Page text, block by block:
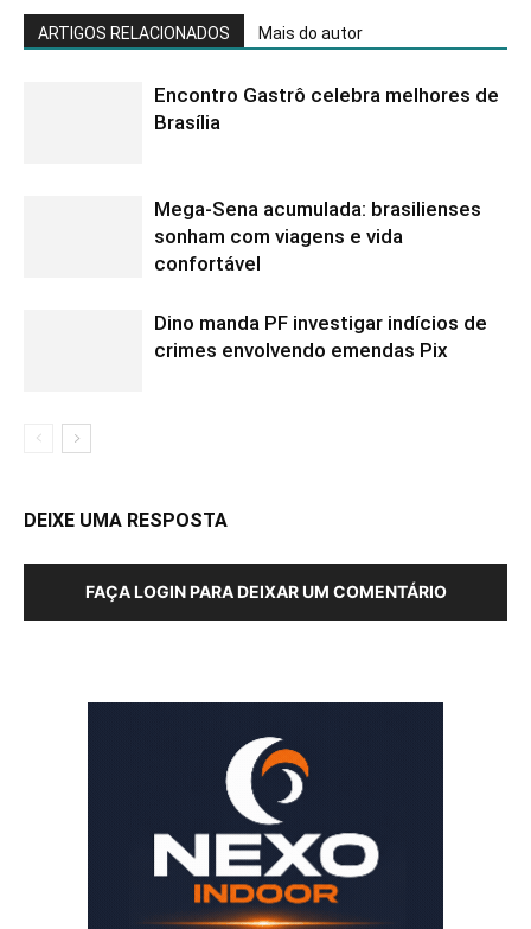
ARTIGOS RELACIONADOS Mais do autor
Encontro Gastrô celebra melhores de
Brasília
Mega-Sena acumulada: brasilienses
sonham com viagens e vida
confortável
Dino manda PF investigar indícios de
crimes envolvendo emendas Pix
DEIXE UMA RESPOSTA
FAÇA LOGIN PARA DEIXAR UM COMENTÁRIO